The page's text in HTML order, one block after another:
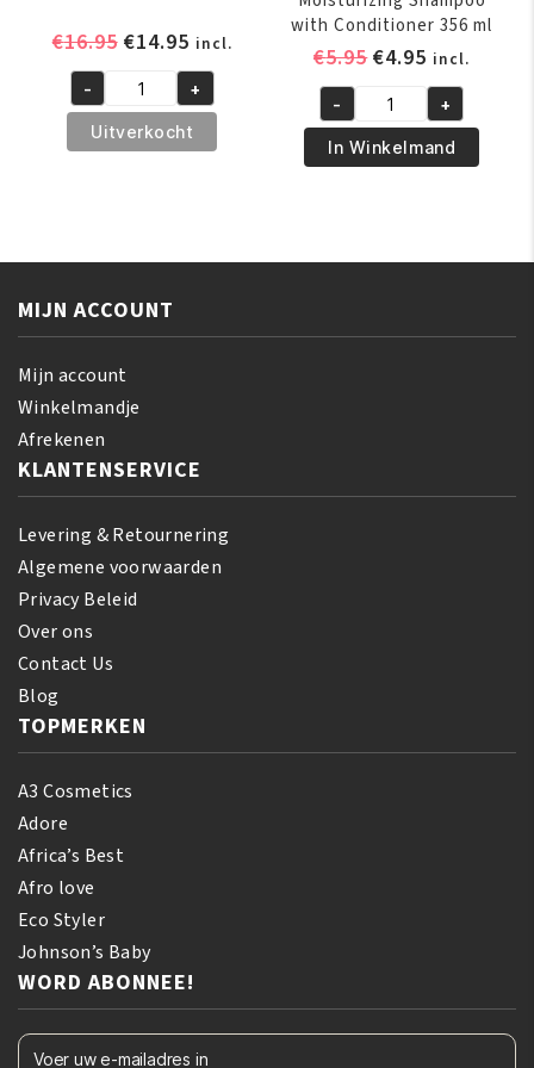
€16.95 Oorspronkelijke
was:
€16.95.
€14.95Huidige
prijs
is:
€14.95.
incl.
A3
Revita
Hair
aantal
- +
Uitverkocht
with Conditioner 356 ml
€5.95
was:
€5.95.
€4.95 Huidige
prijs
is:
€4.95.
incl.
Africas
Best
Moisturizing
Conditioner
aantal
- +
In Winkelmand
MIJN ACCOUNT
Mijn account
Winkelmandje
Afrekenen
KLANTENSERVICE
Levering & Retournering
Algemene voorwaarden
Privacy Beleid
Over ons
Contact Us
Blog
TOPMERKEN
A3 Cosmetics
Adore
Africa’s Best
Afro love
Eco Styler
Johnson’s Baby
WORD ABONNEE!